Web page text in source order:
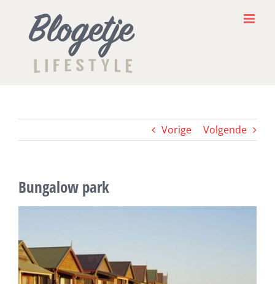
Vorige Volgende
Bungalow park